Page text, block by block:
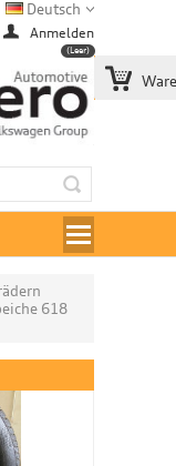
(Leer)
Anmelden
Deutsch
618